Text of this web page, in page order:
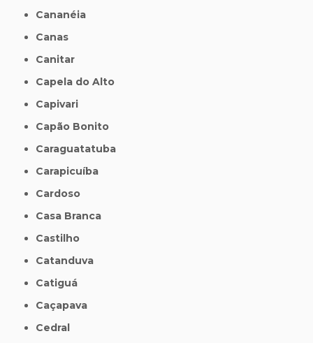
Cananéia
Canas
Canitar
Capela do Alto
Capivari
Capão Bonito
Caraguatatuba
Carapicuíba
Cardoso
Casa Branca
Castilho
Catanduva
Catiguá
Caçapava
Cedral